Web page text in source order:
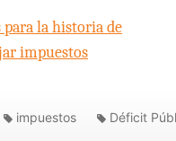
para la historia de
impuestos
impuestos Déficit